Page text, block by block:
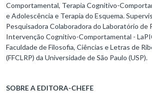
Comportamental, Terapia Cognitivo-
e Adolescência e Terapia do Esquema.
Pesquisadora Colaboradora do Laboratório de
Intervenção Cognitivo-Comportamental -
Faculdade de Filosofia, Ciências e Letras de
(FFCLRP) da Universidade de São Paulo (USP).
SOBRE A EDITORA-CHEFE